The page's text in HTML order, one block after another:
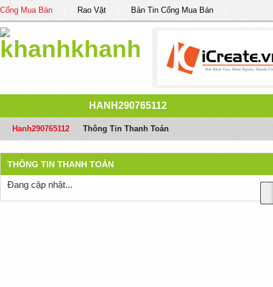
Cổng Mua Bán Rao Vặt Bản Tin Cổng Mua Bán
HANH290765112
Hanh290765112 Thông Tin Thanh Toán
THÔNG TIN THANH TOÁN
Đang cập nhật...